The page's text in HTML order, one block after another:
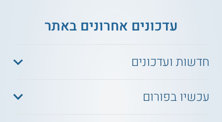
עדכונים אחרונים באתר
חדשות ועדכונים
עכשיו בפורום